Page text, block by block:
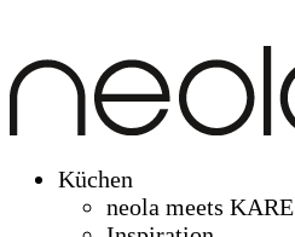
Küchen
neola meets KARE